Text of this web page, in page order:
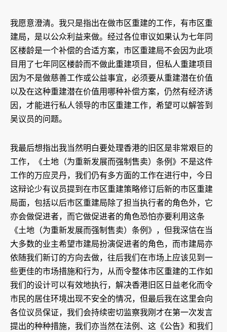
我愿意澄清。我只是指出在做市区重建的工作，有市区重
建局，是以公众利益来做。经过各位审议如果认为七年同
区楼龄是一个补偿的合适方案，市区重建局不会因为此项
目用了七年同区楼龄而不做此重建项目，但私人重建项目
因为不是做慈善工作或公益事宜，必须要从重建潜在价值
以及在这种重建潜在价值用哪种补偿方案，仍然有经济诱
因，才能进行私人领导的市区重建工作，希望可以解答到
吴议员的问题。
我最后想指出我当然明白要处理香港的旧区是非常艰巨的
工作，《土地（为重新发展而强制售卖）条例》不是这件
工作的万应灵丹，我们仍有多方面的工作在进行中，今日
这辩论少有议员提到在市区重建策略修订后新的市区重建
局面，包括以后市区重建局除了担当执行者的角色外，它
亦会做促进者，而它做促进者的角色恐怕亦要利用这条
《土地（为重新发展而强制售卖）条例》，但我深信在当
大多数的业主希望市建局扮演促进者的角色，而市建局亦
依随我们新订的方向去做，往后我们在市场上应该见到一
些更佳的市场措施和行为，从而令整体市区重建的工作如
我们的设计可以有效地执行，解决香港旧区日益老化而令
市民的居住环境出现不安全的情况，但最后我在这里会向
各位议员保证，我们会持续密切监察我刚才在第一次发言
提出的种种措施，我们亦当然在法例、这《公告》和我们